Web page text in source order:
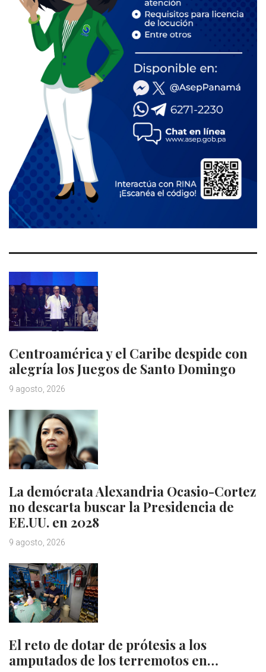
Centroamérica y el Caribe despide con
alegría los Juegos de Santo Domingo
9 agosto, 2026
La demócrata Alexandria Ocasio-Cortez
no descarta buscar la Presidencia de
EE.UU. en 2028
9 agosto, 2026
El reto de dotar de prótesis a los
amputados de los terremotos en…